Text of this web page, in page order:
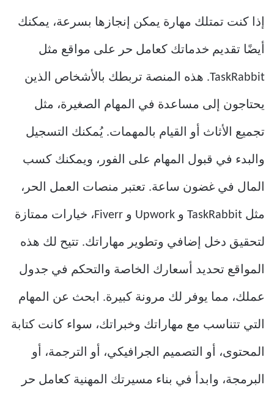
إذا كنت تمتلك مهارة يمكن إنجازها بسرعة، يمكنك
أيضًا تقديم خدماتك كعامل حر على مواقع مثل
TaskRabbit. هذه المنصة تربطك بالأشخاص الذين
يحتاجون إلى مساعدة في المهام الصغيرة، مثل
تجميع الأثاث أو القيام بالمهمات. يُمكنك التسجيل
والبدء في قبول المهام على الفور، ويمكنك كسب
المال في غضون ساعة. تعتبر منصات العمل الحر،
مثل TaskRabbit و Upwork و Fiverr، خيارات ممتازة
لتحقيق دخل إضافي وتطوير مهاراتك. تتيح لك هذه
المواقع تحديد أسعارك الخاصة والتحكم في جدول
عملك، مما يوفر لك مرونة كبيرة. ابحث عن المهام
التي تتناسب مع مهاراتك وخبراتك، سواء كانت كتابة
المحتوى، أو التصميم الجرافيكي، أو الترجمة، أو
البرمجة، وابدأ في بناء مسيرتك المهنية كعامل حر